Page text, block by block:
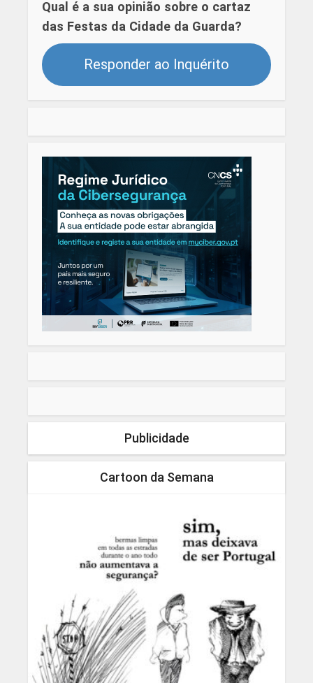
Qual é a sua opinião sobre o cartaz
das Festas da Cidade da Guarda?
Responder ao Inquérito
Publicidade
Cartoon da Semana